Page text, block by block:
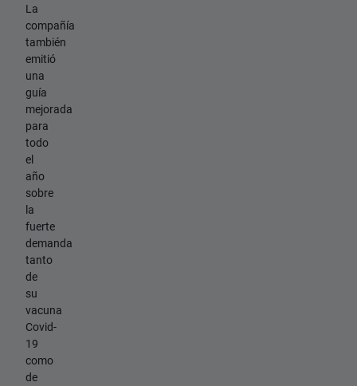
La
compañía
también
emitió
una
guía
mejorada
para
todo
el
año
sobre
la
fuerte
demanda
tanto
de
su
vacuna
Covid-
19
como
de